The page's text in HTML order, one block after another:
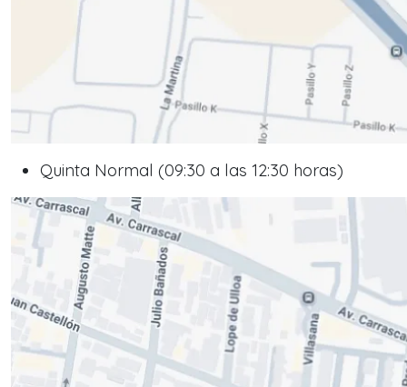
Quinta Normal (09:30 a las 12:30 horas)